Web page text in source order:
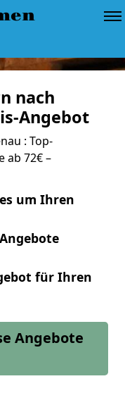
nach
Angebot
: Top-
ab 72€ –
um Ihren
für Ihren
Angebote